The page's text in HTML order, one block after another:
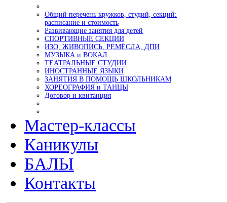
Общий перечень кружков, студий, секций:
расписание и стоимость
Развивающие занятия для детей
СПОРТИВНЫЕ СЕКЦИИ
ИЗО, ЖИВОПИСЬ, РЕМЁСЛА, ДПИ
МУЗЫКА и ВОКАЛ
ТЕАТРАЛЬНЫЕ СТУДИИ
ИНОСТРАННЫЕ ЯЗЫКИ
ЗАНЯТИЯ В ПОМОЩЬ ШКОЛЬНИКАМ
ХОРЕОГРАФИЯ и ТАНЦЫ
Договор и квитанция
Мастер-классы
Каникулы
БАЛЫ
Контакты